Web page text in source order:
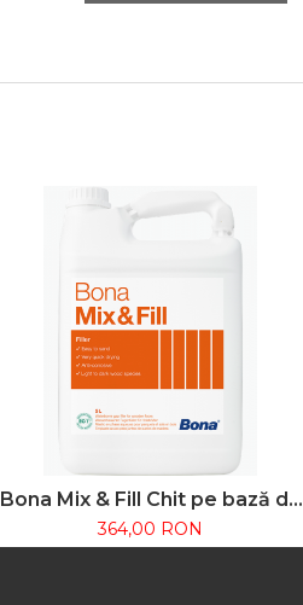
Bona Mix & Fill Chit pe bază de
apă pentru rosturi parchet 5L
364,00 RON